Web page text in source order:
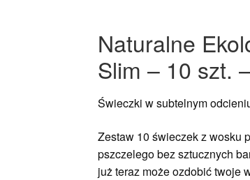
Naturalne
Slim – 10 szt.
Świeczki w subtelnym
Zestaw 10 świeczek z wosku
pszczelego bez sztucznych
już teraz może ozdobić twoje